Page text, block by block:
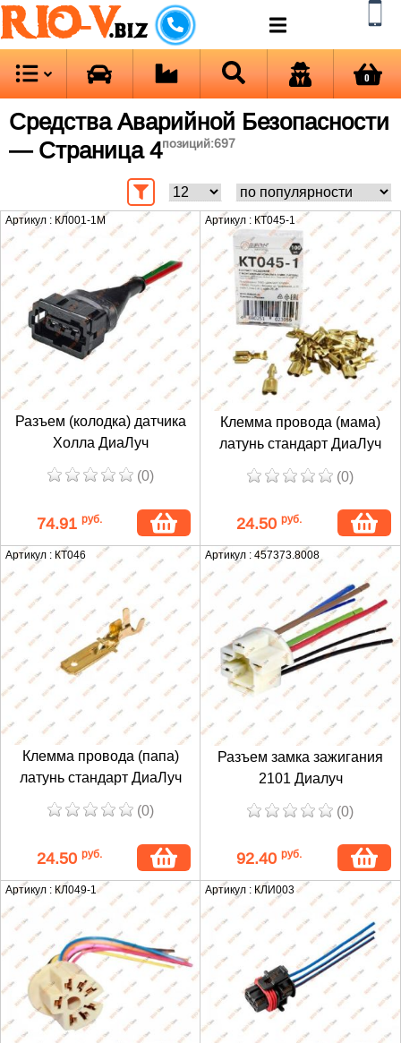
RIO-V.biz
0
Средства Аварийной Безопасности
— Страница 4позиций:697
Артикул : КЛ001-1М
Разъем (колодка) датчика
Холла ДиаЛуч
(0)
74.91 руб.
Артикул : КТ045-1
Клемма провода (мама)
латунь стандарт ДиаЛуч
(0)
24.50 руб.
Артикул : КТ046
Клемма провода (папа)
латунь стандарт ДиаЛуч
(0)
24.50 руб.
Артикул : 457373.8008
Разъем замка зажигания
2101 Диалуч
(0)
92.40 руб.
Артикул : КЛ049-1 Артикул : КЛИ003